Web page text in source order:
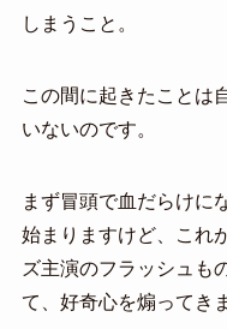
しまうこと。
この間に起きたことは
いないのです。
まず冒頭で血だらけに
始まりますけど、これ
ズ主演のフラッシュも
て、好奇心を煽ってき